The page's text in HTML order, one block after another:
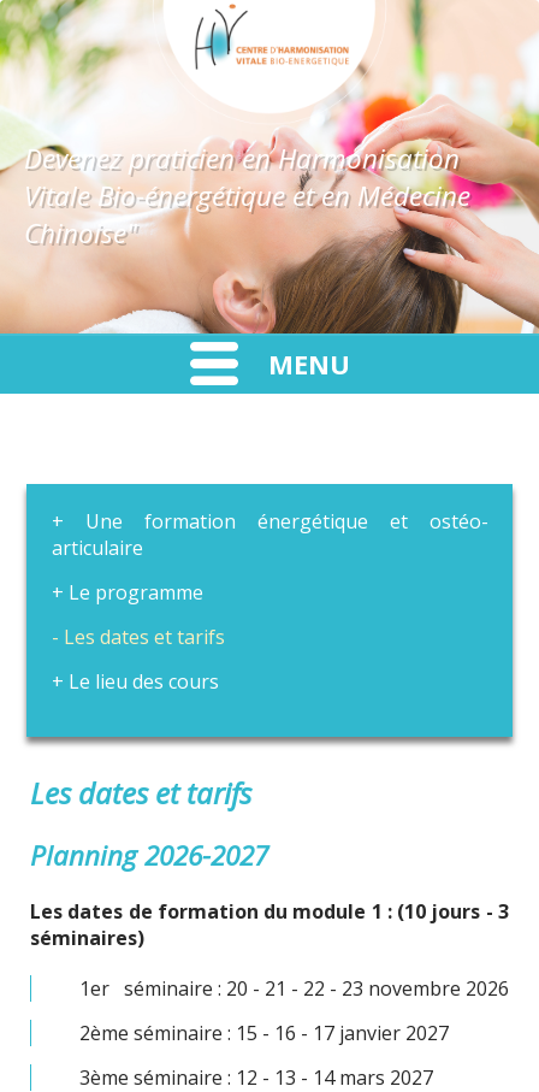
Devenez praticien en Harmonisation
Vitale Bio-énergétique et en Médecine
Chinoise"
MENU
Une formation énergétique et ostéo-
articulaire
Le programme
Les dates et tarifs
Le lieu des cours
Les dates et tarifs
Planning 2026-2027
Les dates de formation du module 1 : (10 jours - 3
séminaires)
1er séminaire : 20 - 21 - 22 - 23 novembre 2026
2ème séminaire : 15 - 16 - 17 janvier 2027
3ème séminaire : 12 - 13 - 14 mars 2027